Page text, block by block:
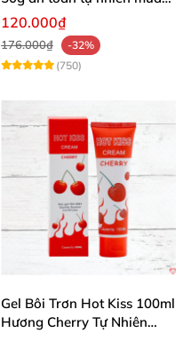
ngay
120.000₫
176.000₫
-32%
(750)
Gel Bôi Trơn Hot Kiss 100ml
Hương Cherry Tự Nhiên